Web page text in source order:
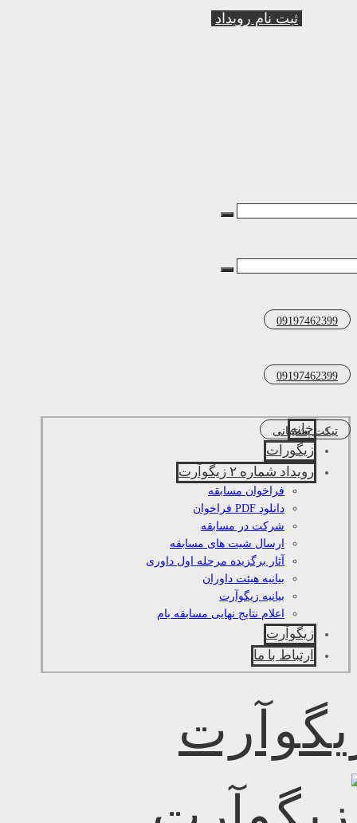
ثبت نام رویداد
09197462399
09197462399
تیکت پشتیبانی
خانه
زیگورات
رویداد شماره ۲ زیگوآرت
فراخوان مسابقه
دانلود PDF فراخوان
شرکت در مسابقه
ارسال شیت های مسابقه
آثار برگزیده مرحله اول داوری
بیانیه هیئت داوران
بیانیه زیگوآرت
اعلام نتایج نهایی مسابقه بام
زیگوآرت
ارتباط با ما